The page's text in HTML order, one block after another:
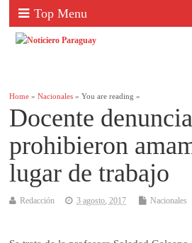
Top Menu
Home »Nacionales » You are reading »
Docente
prohibieron
lugar de trabajo
Redacción 3 agosto, 2017 Nacionales